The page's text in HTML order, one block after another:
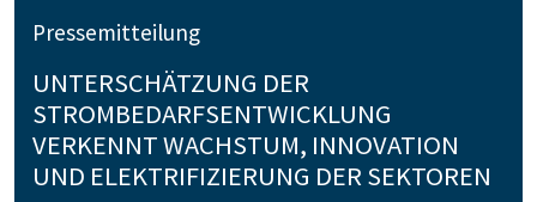
Pressemitteilung
UNTERSCHÄTZUNG DER
STROMBEDARFSENTWICKLUNG
VERKENNT WACHSTUM, INNOVATION
UND ELEKTRIFIZIERUNG DER SEKTOREN